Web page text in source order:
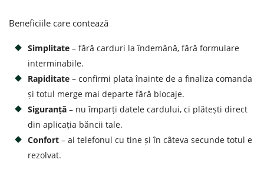
Beneficiile care contează
Simplitate – fără carduri la îndemână, fără formulare
interminabile.
Rapiditate – confirmi plata înainte de a finaliza comanda
și totul merge mai departe fără blocaje.
Siguranță – nu împarți datele cardului, ci plătești direct
din aplicația băncii tale.
Confort – ai telefonul cu tine și în câteva secunde totul e
rezolvat.